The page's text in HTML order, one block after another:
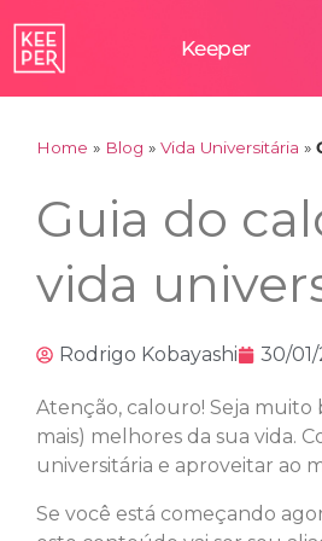
Keeper
Home » Blog » Vida Universitária »
Guia do
vida
Rodrigo Kobayashi 30/01/
Atenção, calouro! Seja
mais) melhores da sua vida.
universitária e aproveitar ao
Se você está começando